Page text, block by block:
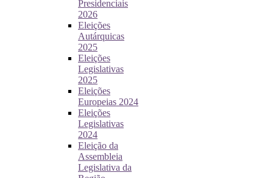
Presidenciais
2026
Eleições
Autárquicas
2025
Eleições
Legislativas
2025
Eleições
Europeias 2024
Eleições
Legislativas
2024
Eleição da
Assembleia
Legislativa da